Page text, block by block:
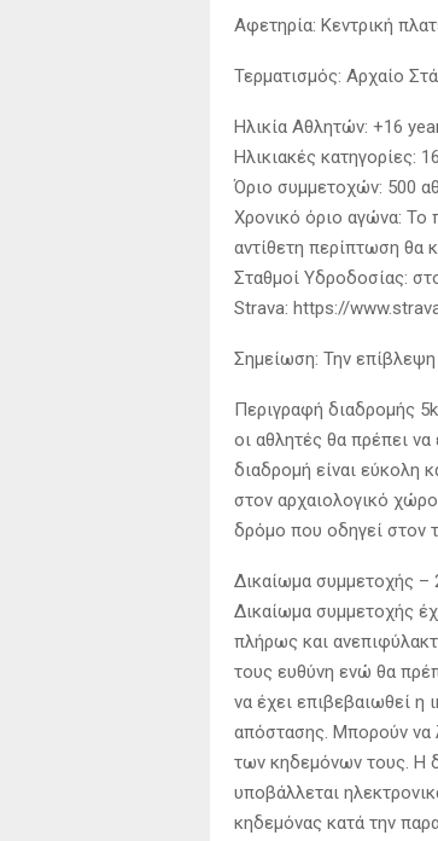
Αφετηρία: Κεντρική
Τερματισμός: Αρχαίο
Ηλικία Αθλητών: +16
Ηλικιακές κατηγορίες:
Όριο συμμετοχών: 500
Χρονικό όριο αγώνα: Το
αντίθετη περίπτωση θα
Σταθμοί Υδροδοσίας:
Strava: https://
Σημείωση: Την επίβλεψη
Περιγραφή διαδρομής
οι αθλητές θα πρέπει
διαδρομή είναι εύκολη
στον αρχαιολογικό
δρόμο που οδηγεί στον
Δικαίωμα συμμετοχής –
Δικαίωμα συμμετοχής
πλήρως και
τους ευθύνη ενώ θα
να έχει επιβεβαιωθεί η
απόστασης. Μπορούν να
των κηδεμόνων τους. Η
υποβάλλεται
κηδεμόνας κατά την